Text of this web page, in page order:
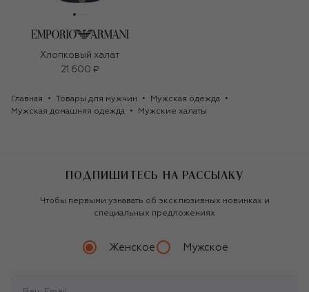
Хлопковый халат
21 600 ₽
Главная Товары для мужчин
Мужская одежда
Мужская домашняя одежда
Мужские халаты
ПОДПИШИТЕСЬ НА РАССЫЛКУ
Чтобы первыми узнавать об эксклюзивных новинках и
специальных предложениях
Женское Мужское